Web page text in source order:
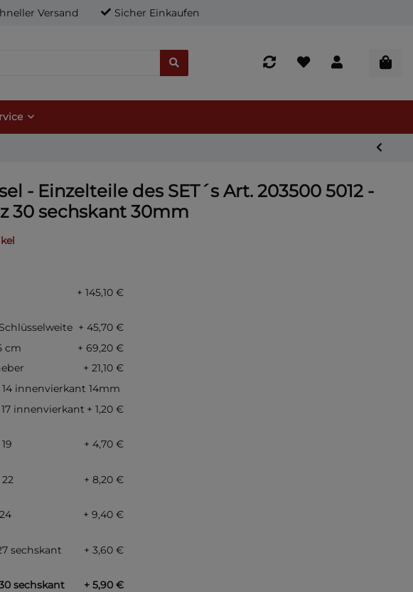
Versand Sicher Einkaufen
- Einzelteile des SET´s Art. 203500 5012 -
30 sechskant 30mm
+ 145,10 €
+ 45,70 €
cm
+ 69,20 €
+ 21,10 €
innenvierkant 14mm
innenvierkant + 1,20 €
+ 4,70 €
+ 8,20 €
+ 9,40 €
sechskant
+ 3,60 €
sechskant
+ 5,90 €